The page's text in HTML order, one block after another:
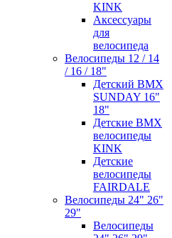
KINK
Аксессуары
для
велосипеда
Велосипеды 12 / 14
/ 16 / 18"
Детский BMX
SUNDAY 16"
18"
Детские BMX
велосипеды
KINK
Детские
велосипеды
FAIRDALE
Велосипеды 24" 26"
29"
Велосипеды